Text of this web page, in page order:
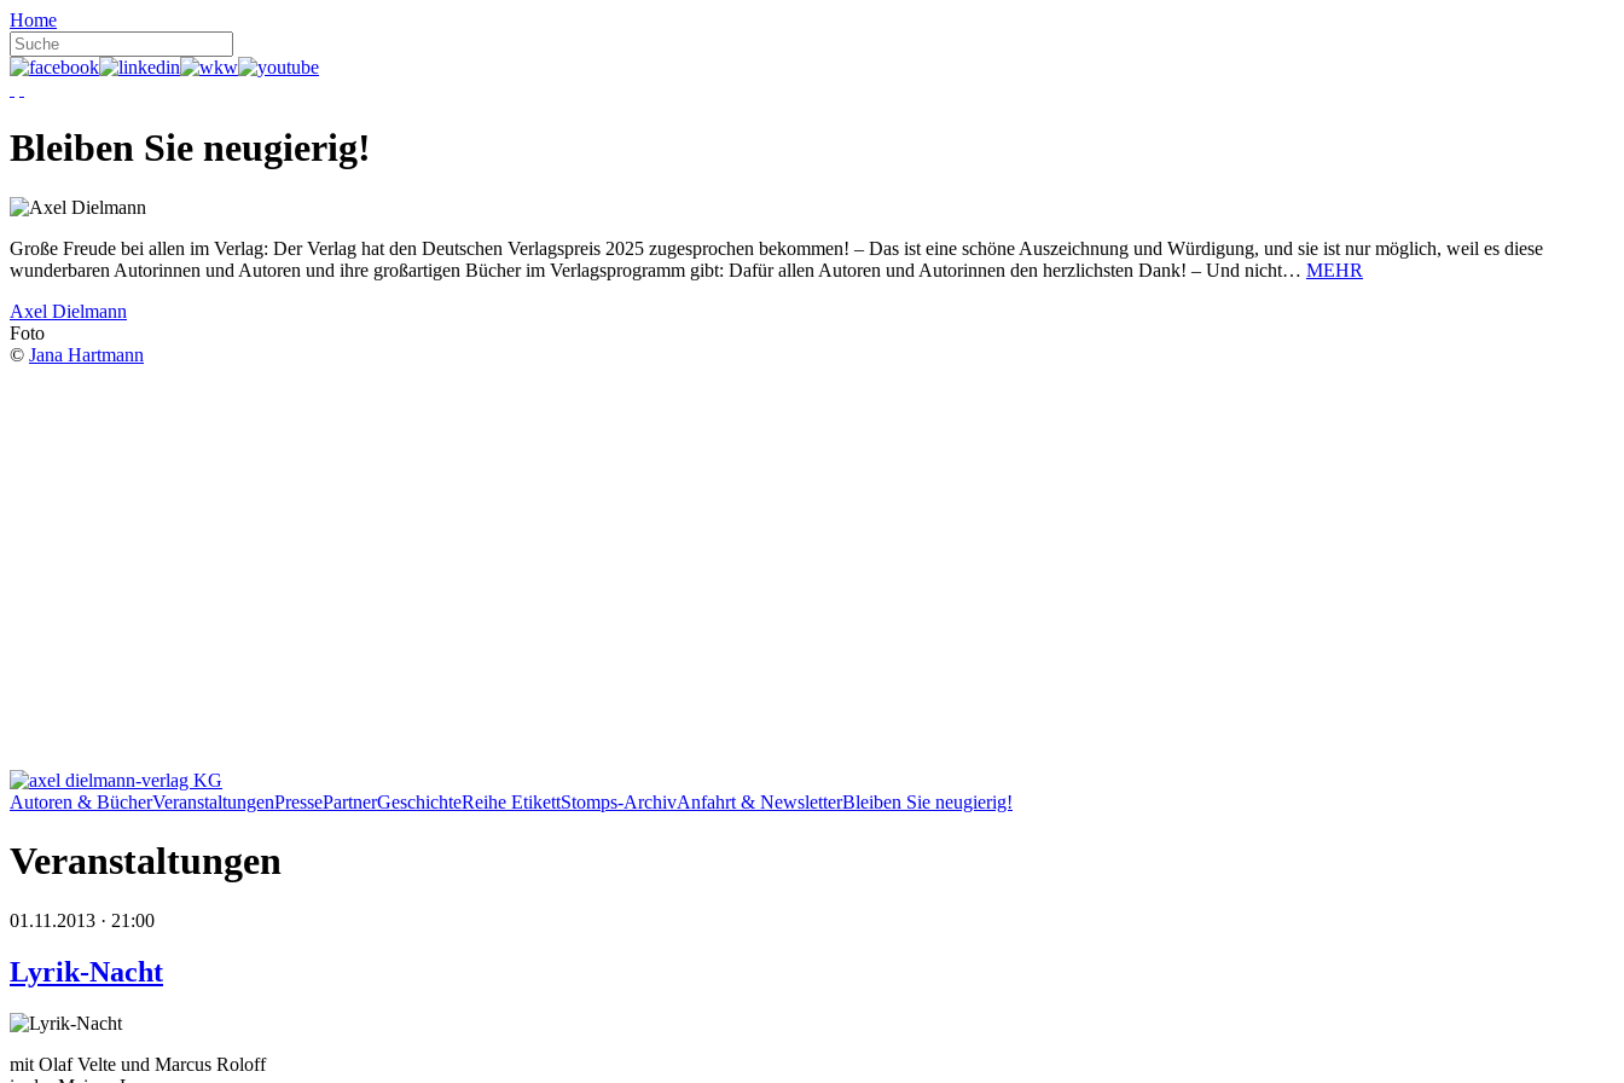
Home
Bleiben Sie neugierig!
Große Freude bei allen im Verlag: Der Verlag hat den Deutschen Verlagspreis 2025 zugesprochen bekommen! – Das ist eine schöne Auszeichnung und Würdigung, und sie ist nur möglich, weil es diese
wunderbaren Autorinnen und Autoren und ihre großartigen Bücher im Verlagsprogramm gibt: Dafür allen Autoren und Autorinnen den herzlichsten Dank! – Und nicht… MEHR
Axel Dielmann
Foto
© Jana Hartmann
Autoren & BücherVeranstaltungenPressePartnerGeschichteReihe EtikettStomps-ArchivAnfahrt & NewsletterBleiben Sie neugierig!
Veranstaltungen
01.11.2013 · 21:00
Lyrik-Nacht
mit Olaf Velte und Marcus Roloff